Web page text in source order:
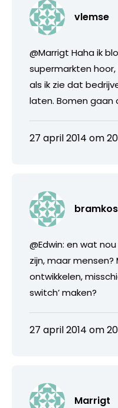
vlemse
@Marrigt Haha ik
supermarkten
als ik zie dat
laten. Bomen gaan
27 april 2014 om
@Edwin: en wat
zijn, maar mensen?
ontwikkelen,
switch’ maken?
27 april 2014 om
Marrigt